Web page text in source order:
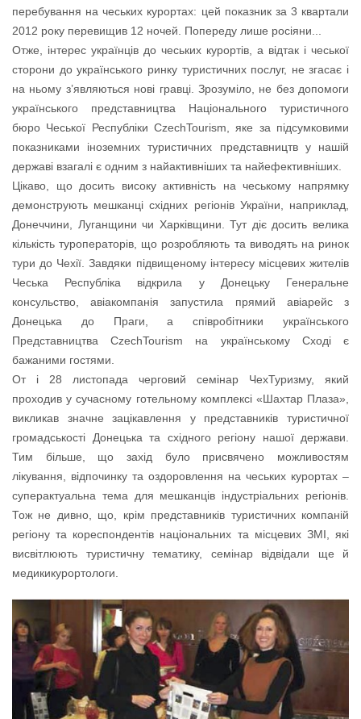
перебування на чеських курортах: цей показник за 3 квартали
2012 року перевищив 12 ночей. Попереду лише росіяни...
Отже, інтерес українців до чеських курортів, а відтак і чеської
сторони до українського ринку туристичних послуг, не згасає і
на ньому з’являються нові гравці. Зрозуміло, не без допомоги
українського представництва Національного туристичного
бюро Чеської Республіки CzechTourism, яке за підсумковими
показниками іноземних туристичних представництв у нашій
державі взагалі є одним з найактивніших та найефективніших.
Цікаво, що досить високу активність на чеському напрямку
демонструють мешканці східних регіонів України, наприклад,
Донеччини, Луганщини чи Харківщини. Тут діє досить велика
кількість туроператорів, що розробляють та виводять на ринок
тури до Чехії. Завдяки підвищеному інтересу місцевих жителів
Чеська Республіка відкрила у Донецьку Генеральне
консульство, авіакомпанія запустила прямий авіарейс з
Донецька до Праги, а співробітники українського
Представництва CzechTourism на українському Сході є
бажаними гостями.
От і 28 листопада черговий семінар ЧехТуризму, який
проходив у сучасному готельному комплексі «Шахтар Плаза»,
викликав значне зацікавлення у представників туристичної
громадськості Донецька та східного регіону нашої держави.
Тим більше, що захід було присвячено можливостям
лікування, відпочинку та оздоровлення на чеських курортах –
суперактуальна тема для мешканців індустріальних регіонів.
Тож не дивно, що, крім представників туристичних компаній
регіону та кореспондентів національних та місцевих ЗМІ, які
висвітлюють туристичну тематику, семінар відвідали ще й
медикикурортологи.